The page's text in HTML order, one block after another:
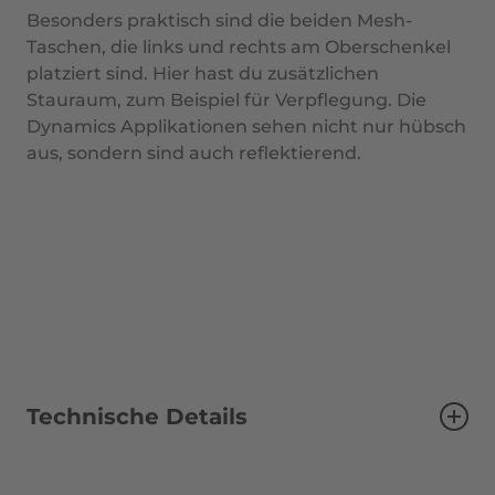
Besonders praktisch sind die beiden Mesh-
Taschen, die links und rechts am Oberschenkel
platziert sind. Hier hast du zusätzlichen
Stauraum, zum Beispiel für Verpflegung. Die
Dynamics Applikationen sehen nicht nur hübsch
aus, sondern sind auch reflektierend.
Technische Details